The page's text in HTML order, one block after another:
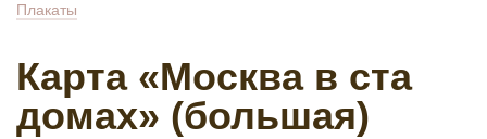
Плакаты
Карта «Москва в ста
домах» (большая)